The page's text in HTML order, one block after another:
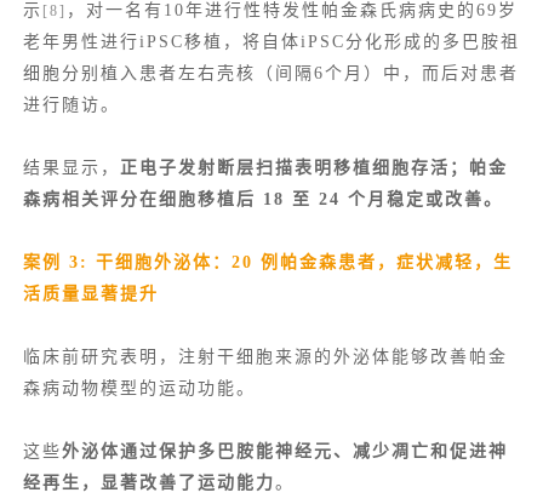
示 [8] ，对一名有10年进行性特发性帕金森氏病病史的69岁
老年男性进行iPSC移植，将自体iPSC分化形成的多巴胺祖
细胞分别植入患者左右壳核（间隔6个月）中，而后对患者
进行随访。
结果显示， 正电子发射断层扫描表明移植细胞存活；帕金
森病相关评分在细胞移植后 18 至 24 个月稳定或改善。
案例 3: 干细胞外泌体：20 例帕金森患者，症状减轻，生
活质量显著提升
临床前研究表明，注射干细胞来源的外泌体能够改善帕金
森病动物模型的运动功能。
这些外泌体通过保护多巴胺能神经元、减少凋亡和促进神
经再生，显著改善了运动能力。